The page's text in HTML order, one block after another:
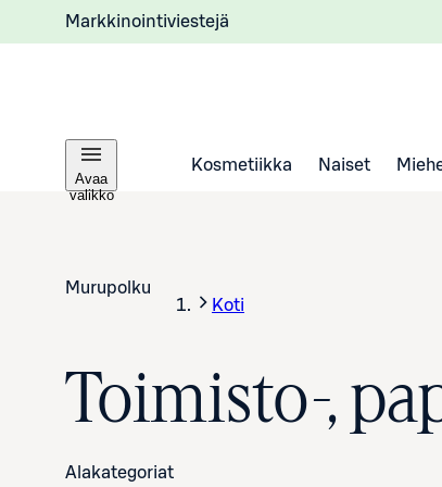
Markkinointiviestejä
Avaa
valikko
Kosmetiikka Naiset
Murupolku
Koti
Toimisto-,
Alakategoriat